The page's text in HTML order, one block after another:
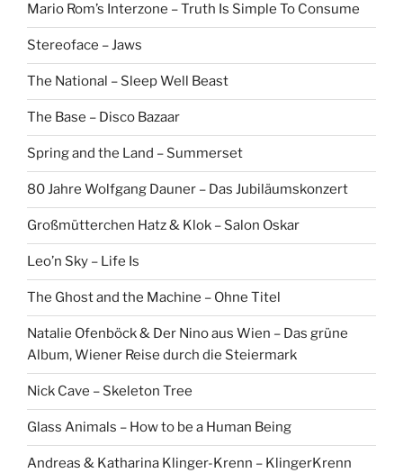
Mario Rom’s Interzone – Truth Is Simple To Consume
Stereoface – Jaws
The National – Sleep Well Beast
The Base – Disco Bazaar
Spring and the Land – Summerset
80 Jahre Wolfgang Dauner – Das Jubiläumskonzert
Großmütterchen Hatz & Klok – Salon Oskar
Leo’n Sky – Life Is
The Ghost and the Machine – Ohne Titel
Natalie Ofenböck & Der Nino aus Wien – Das grüne
Album, Wiener Reise durch die Steiermark
Nick Cave – Skeleton Tree
Glass Animals – How to be a Human Being
Andreas & Katharina Klinger-Krenn – KlingerKrenn